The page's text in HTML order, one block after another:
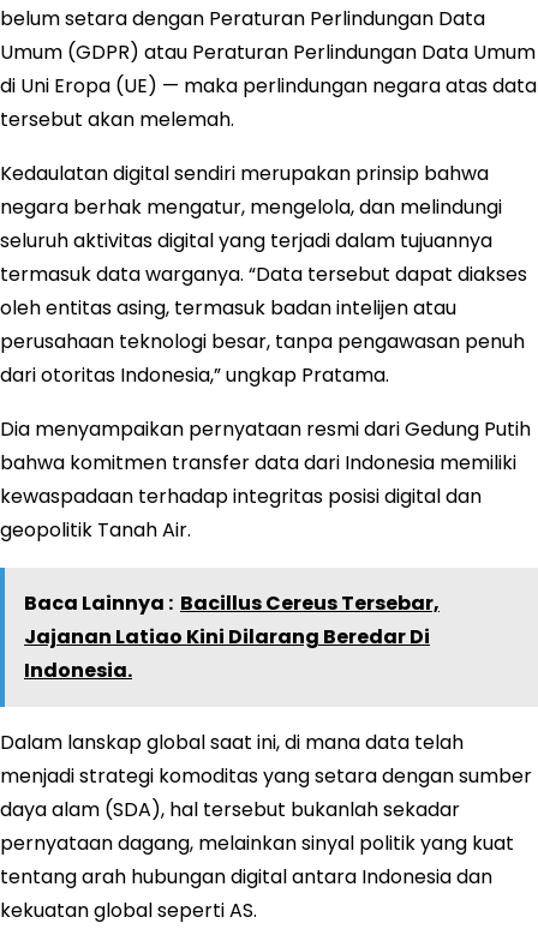
belum setara dengan Peraturan Perlindungan Data
Umum (GDPR) atau Peraturan Perlindungan Data Umum
di Uni Eropa (UE) — maka perlindungan negara atas data
tersebut akan melemah.
Kedaulatan digital sendiri merupakan prinsip bahwa
negara berhak mengatur, mengelola, dan melindungi
seluruh aktivitas digital yang terjadi dalam tujuannya
termasuk data warganya. “Data tersebut dapat diakses
oleh entitas asing, termasuk badan intelijen atau
perusahaan teknologi besar, tanpa pengawasan penuh
dari otoritas Indonesia,” ungkap Pratama.
Dia menyampaikan pernyataan resmi dari Gedung Putih
bahwa komitmen transfer data dari Indonesia memiliki
kewaspadaan terhadap integritas posisi digital dan
geopolitik Tanah Air.
Baca Lainnya : Bacillus Cereus Tersebar,
Jajanan Latiao Kini Dilarang Beredar Di
Indonesia.
Dalam lanskap global saat ini, di mana data telah
menjadi strategi komoditas yang setara dengan sumber
daya alam (SDA), hal tersebut bukanlah sekadar
pernyataan dagang, melainkan sinyal politik yang kuat
tentang arah hubungan digital antara Indonesia dan
kekuatan global seperti AS.